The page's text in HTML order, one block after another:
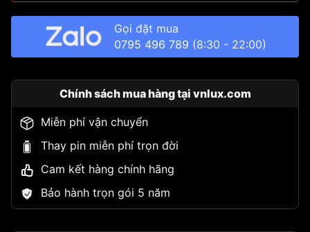
Gọi đặt mua
0795 496 789 (8:30 - 22:00)
Chính sách mua hàng tại vnlux.com
Miễn phí vận chuyển
Thay pin miễn phí trọn đời
Cam kết hàng chính hãng
Bảo hành trọn gói 5 năm